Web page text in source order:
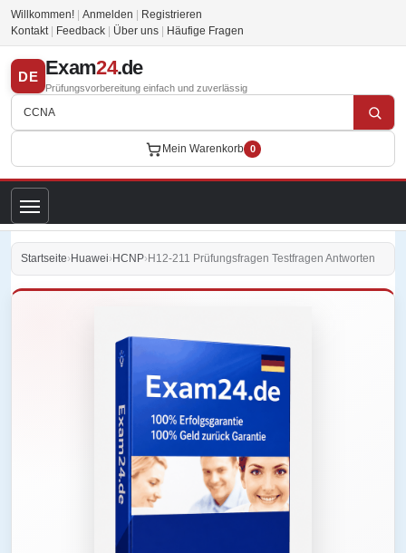
Willkommen! Anmelden
Registrieren
Kontakt
Feedback Über uns Häufige Fragen
DE Exam24.de
Prüfungsvorbereitung einfach und zuverlässig
Mein Warenkorb 0
Startseite›Huawei›HCNP›H12-211 Prüfungsfragen Testfragen Antworten